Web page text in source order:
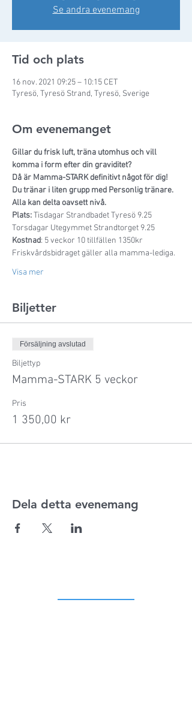
Se andra evenemang
Tid och plats
16 nov. 2021 09:25 – 10:15 CET
Tyresö, Tyresö Strand, Tyresö, Sverige
Om evenemanget
Gillar du frisk luft, träna utomhus och vill
komma i form efter din graviditet?
Då är Mamma-STARK definitivt något för dig!
Du tränar i liten grupp med Personlig tränare.
Alla kan delta oavsett nivå.
Plats: Tisdagar Strandbadet Tyresö 9.25
Torsdagar Utegymmet Strandtorget 9.25
Kostnad: 5 veckor 10 tillfällen 1350kr
Friskvårdsbidraget gäller alla mamma-lediga.
Visa mer
Biljetter
Försäljning avslutad
Biljettyp
Mamma-STARK 5 veckor
Pris
1 350,00 kr
Dela detta evenemang